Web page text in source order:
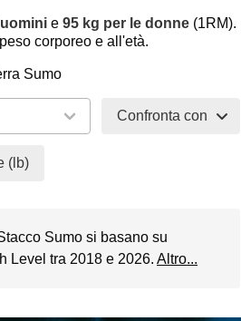
e 95 kg per le donne (1RM).
corporeo e all'età.
Sumo
Confronta con
(lb)
Sumo si basano su
Level tra 2018 e 2026. Altro...